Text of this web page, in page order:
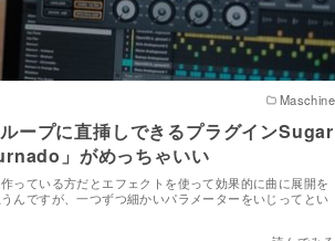
Maschine
ープに直挿しできるプラグインSugar
」がめっちゃいい
っている方だとエフェクトを使って効果的に曲に展開を
んですが、一つずつ細かいパラメーターをいじってとい